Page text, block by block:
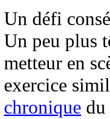
Un défi
Un peu plus
metteur en
exercice
chronique